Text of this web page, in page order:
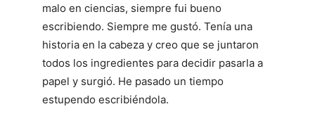
malo en ciencias, siempre fui bueno
escribiendo. Siempre me gustó. Tenía una
historia en la cabeza y creo que se juntaron
todos los ingredientes para decidir pasarla a
papel y surgió. He pasado un tiempo
estupendo escribiéndola.